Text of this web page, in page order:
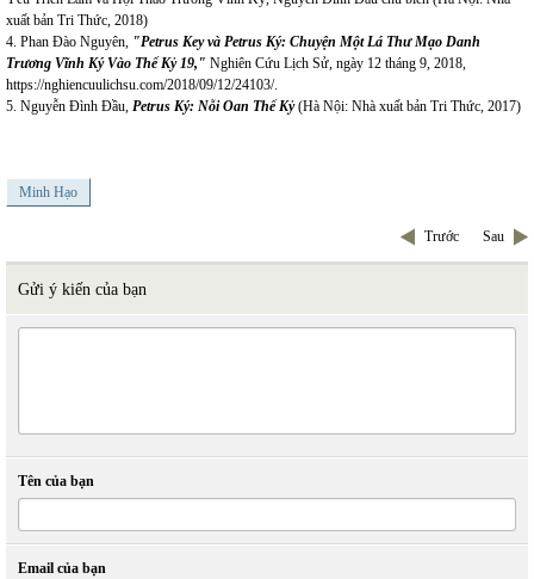
xuất bản Tri Thức, 2018)
4. Phan Đào Nguyên, "Petrus Key và Petrus Ký: Chuyện Một Lá Thư Mạo Danh
Trương Vĩnh Ký Vào Thế Kỷ 19," Nghiên Cứu Lịch Sử, ngày 12 tháng 9, 2018,
https://nghiencuulichsu.com/2018/09/12/24103/.
5. Nguyễn Đình Đầu, Petrus Ký: Nỗi Oan Thế Kỷ(Hà Nội: Nhà xuất bản Tri Thức, 2017)
Minh Hạo
Trước Sau
Gửi ý kiến của bạn
Tên của bạn
Email của bạn